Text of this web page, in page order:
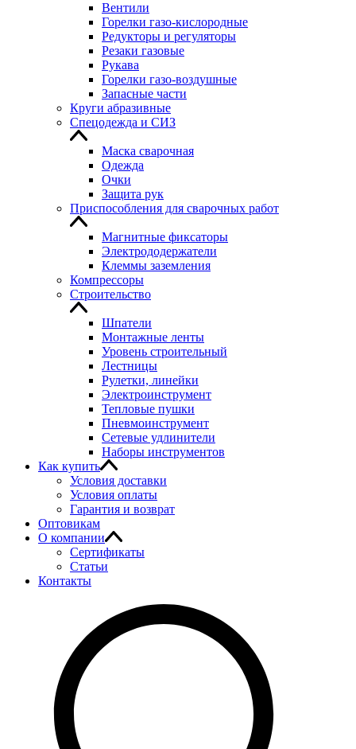
Вентили
Горелки газо-кислородные
Редукторы и регуляторы
Резаки газовые
Рукава
Горелки газо-воздушные
Запасные части
Круги абразивные
Спецодежда и СИЗ
Маска сварочная
Одежда
Очки
Защита рук
Приспособления для сварочных работ
Магнитные фиксаторы
Электрододержатели
Клеммы заземления
Компрессоры
Строительство
Шпатели
Монтажные ленты
Уровень строительный
Лестницы
Рулетки, линейки
Электроинструмент
Тепловые пушки
Пневмоинструмент
Сетевые удлинители
Наборы инструментов
Как купить
Условия доставки
Условия оплаты
Гарантия и возврат
Оптовикам
О компании
Сертификаты
Статьи
Контакты